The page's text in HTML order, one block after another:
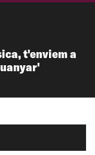
t'enviem a